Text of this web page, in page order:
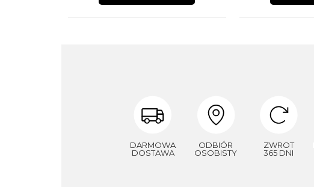
DARMOWA
DOSTAWA
ODBIÓR
OSOBISTY
ZWROT
365 DNI